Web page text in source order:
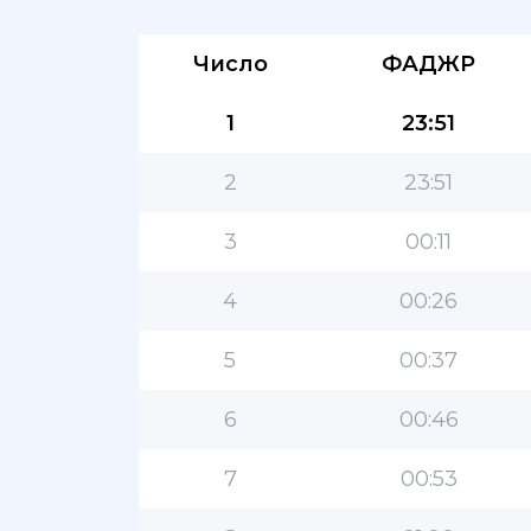
Число ФАДЖР
1 23:51
2 23:51
3 00:11
4 00:26
5 00:37
6 00:46
7 00:53